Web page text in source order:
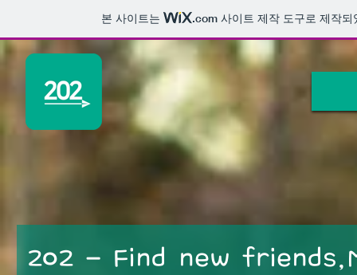
본 사이트는 .com 사이트 제작 도구로 제작
202 - Find new